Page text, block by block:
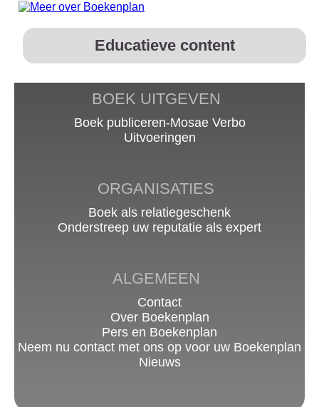
Educatieve content
BOEK UITGEVEN
Boek publiceren-Mosae Verbo
Uitvoeringen
ORGANISATIES
Boek als relatiegeschenk
Onderstreep uw reputatie als expert
ALGEMEEN
Contact
Over Boekenplan
Pers en Boekenplan
Neem nu contact met ons op voor uw Boekenplan
Nieuws